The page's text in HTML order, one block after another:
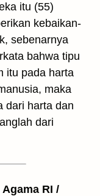
itu (55)
kebaikan-
sebenarnya
bahwa tipu
itu pada harta
maka
dari harta dan
dari
RI /